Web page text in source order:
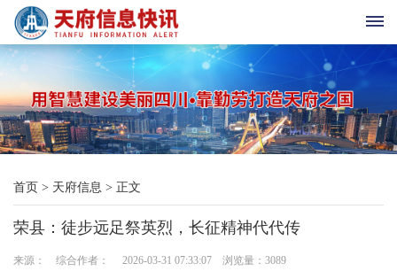
首
页
天
府
老
首页 > 天府信息 > 正文
荣县：徒步远足祭英烈，长征精神代代传
来源： 综合作者： 2026-03-31 07:33:07 浏览量： 3089